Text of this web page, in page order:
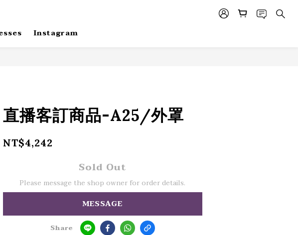
Instagram
直播客訂商品-A25/外罩
NT$4,242
Sold Out
Please message the shop owner for order details.
MESSAGE
Share